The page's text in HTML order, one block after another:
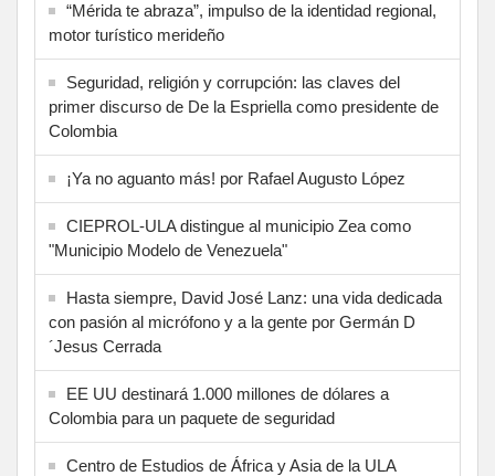
“Mérida te abraza”, impulso de la identidad regional,
motor turístico merideño
Seguridad, religión y corrupción: las claves del
primer discurso de De la Espriella como presidente de
Colombia
¡Ya no aguanto más! por Rafael Augusto López
CIEPROL-ULA distingue al municipio Zea como
"Municipio Modelo de Venezuela"
Hasta siempre, David José Lanz: una vida dedicada
con pasión al micrófono y a la gente por Germán D
´Jesus Cerrada
EE UU destinará 1.000 millones de dólares a
Colombia para un paquete de seguridad
Centro de Estudios de África y Asia de la ULA